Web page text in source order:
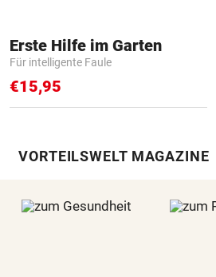
Erste Hilfe im Garten
Für intelligente Faule
€15,95
VORTEILSWELT MAGAZINE